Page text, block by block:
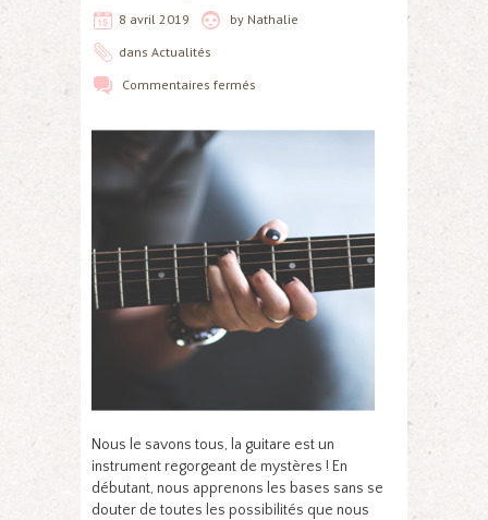
8 avril 2019 by Nathalie
dans Actualités
Commentaires fermés
Nous le savons tous, la guitare est un
instrument regorgeant de mystères ! En
débutant, nous apprenons les bases sans se
douter de toutes les possibilités que nous